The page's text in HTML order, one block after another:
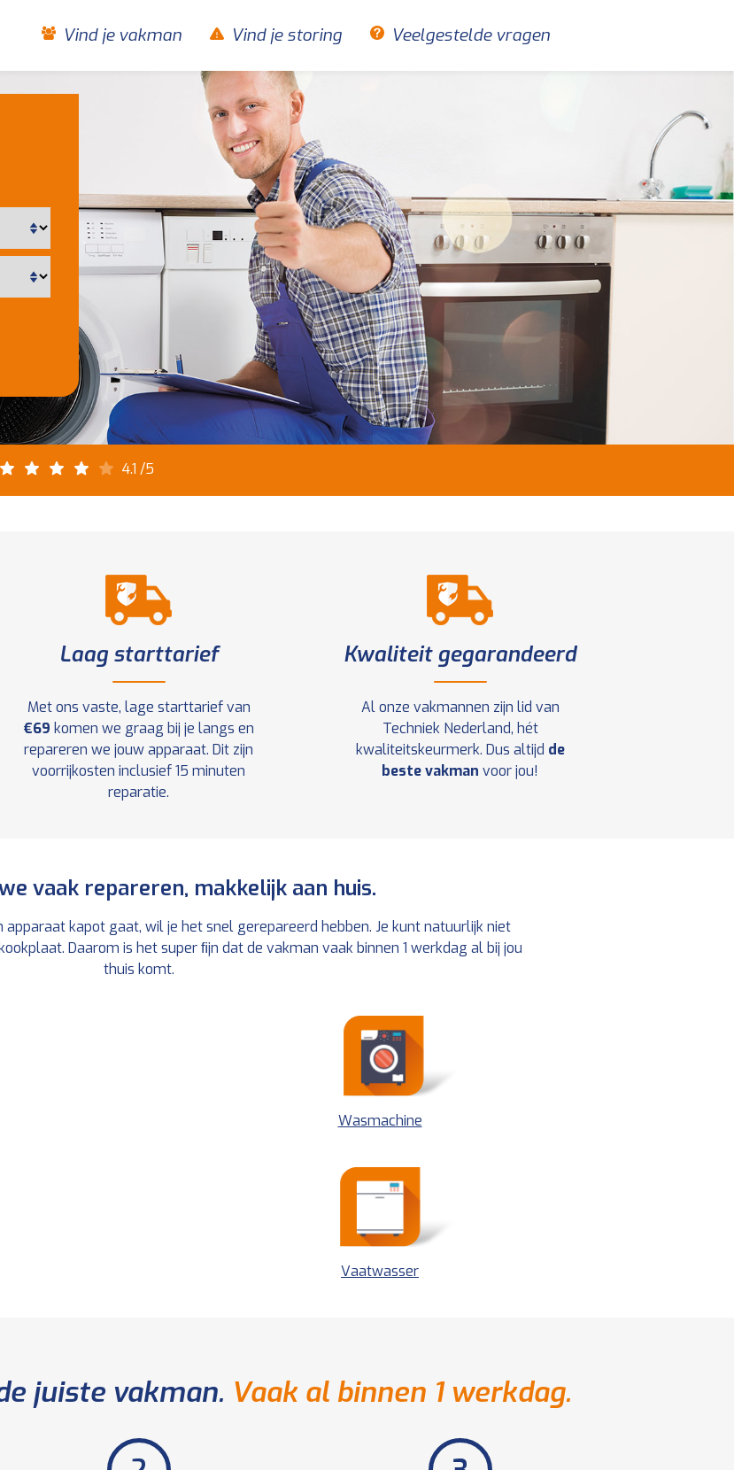
Vind je vakman Vind je storing Veelgestelde vragen
4.1 /5
Laag starttarief
Met ons vaste, lage starttarief van
€69 komen we graag bij je langs en
repareren we jouw apparaat. Dit zijn
voorrijkosten inclusief 15 minuten
reparatie.
Kwaliteit gegarandeerd
Al onze vakmannen zijn lid van
Techniek Nederland, hét
kwaliteitskeurmerk. Dus altijd de
beste vakman voor jou!
vaak repareren, makkelijk aan huis.
apparaat kapot gaat, wil je het snel gerepareerd hebben. Je kunt natuurlijk niet
Daarom is het super ﬁjn dat de vakman vaak binnen 1 werkdag al bij jou
thuis komt.
Wasmachine
Vaatwasser
juiste vakman. Vaak al binnen 1 werkdag.